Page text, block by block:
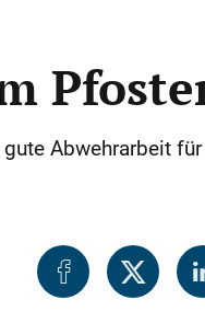
Abwehrarbeit